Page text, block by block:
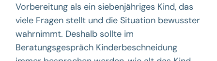
Vorbereitung als ein siebenjähriges Kind, das
viele Fragen stellt und die Situation bewusster
wahrnimmt. Deshalb sollte im
Beratungsgespräch Kinderbeschneidung